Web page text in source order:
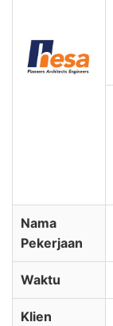
Nama
Pekerjaan
Waktu
Klien